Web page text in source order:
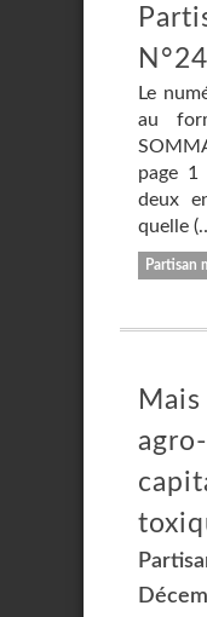
Le
au
page
deux
quelle
Partisan